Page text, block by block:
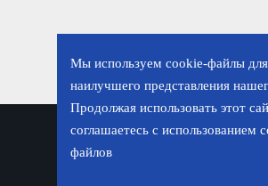
Мы используем cookie-файлы для
наилучшего представления
Продолжая использовать этот
соглашаетесь с использованием
файлов